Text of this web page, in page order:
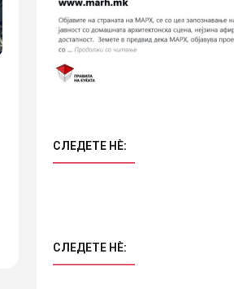
СЛЕДЕТЕ НÈ:
СЛЕДЕТЕ НÈ: